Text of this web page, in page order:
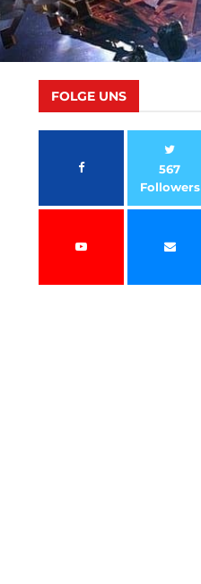
FOLGE UNS
567
Followers